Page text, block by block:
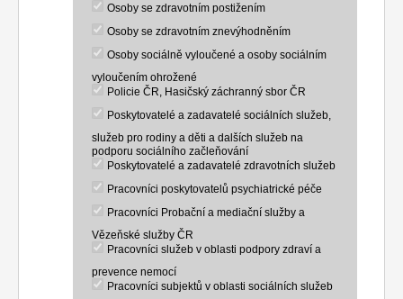
Osoby se zdravotním postižením
Osoby se zdravotním znevýhodněním
Osoby sociálně vyloučené a osoby sociálním
vyloučením ohrožené
Policie ČR, Hasičský záchranný sbor ČR
Poskytovatelé a zadavatelé sociálních služeb,
služeb pro rodiny a děti a dalších služeb na
podporu sociálního začleňování
Poskytovatelé a zadavatelé zdravotních služeb
Pracovníci poskytovatelů psychiatrické péče
Pracovníci Probační a mediační služby a
Vězeňské služby ČR
Pracovníci služeb v oblasti podpory zdraví a
prevence nemocí
Pracovníci subjektů v oblasti sociálních služeb